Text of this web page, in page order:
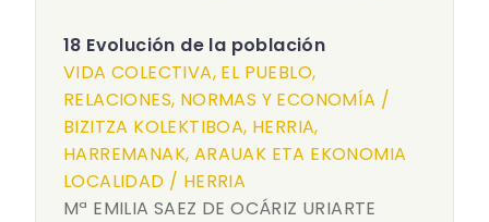
18 Evolución de la población
VIDA COLECTIVA, EL PUEBLO,
RELACIONES, NORMAS Y ECONOMÍA /
BIZITZA KOLEKTIBOA, HERRIA,
HARREMANAK, ARAUAK ETA EKONOMIA
LOCALIDAD / HERRIA
Mª EMILIA SAEZ DE OCÁRIZ URIARTE